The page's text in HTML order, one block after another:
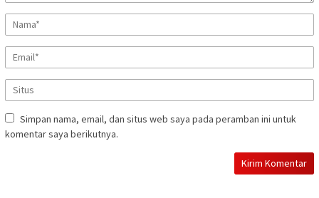
Simpan nama, email, dan situs web saya pada peramban ini untuk
komentar saya berikutnya.